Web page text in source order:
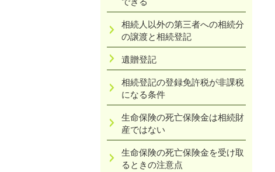
相続人以外の第三者への相続分
の譲渡と相続登記
遺贈登記
相続登記の登録免許税が非課税
になる条件
生命保険の死亡保険金は相続財
産ではない
生命保険の死亡保険金を受け取
るときの注意点